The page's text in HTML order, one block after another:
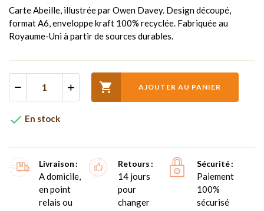
Carte Abeille, illustrée par Owen Davey. Design découpé,
format A6, enveloppe kraft 100% recyclée. Fabriquée au
Royaume-Uni à partir de sources durables.
 AJOUTER AU PANIER
 En stock
Livraison
A domicile,
en point
relais ou
Retours
14 jours
pour
changer
Sécurité
Paiement
100%
sécurisé